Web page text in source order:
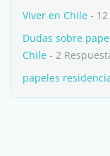
Viver en Chile -
Dudas sobre
Chile - 2
papeles